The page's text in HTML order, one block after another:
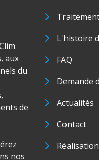
aux
du
de
nos
L'histoire
FAQ
Demande
Actualités
Contact